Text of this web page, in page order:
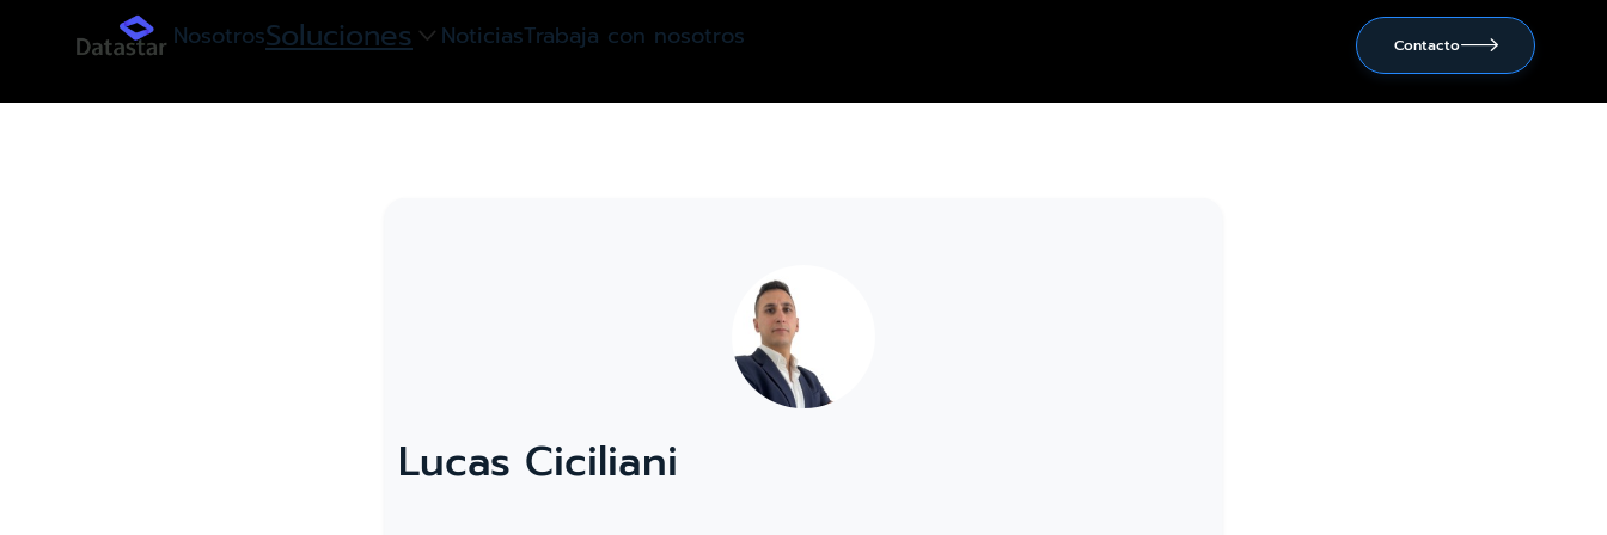
NosotrosSoluciones  NoticiasTrabaja con nosotros Contacto
Lucas Ciciliani